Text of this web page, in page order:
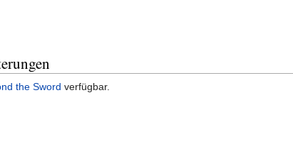
the Sword verfügbar.